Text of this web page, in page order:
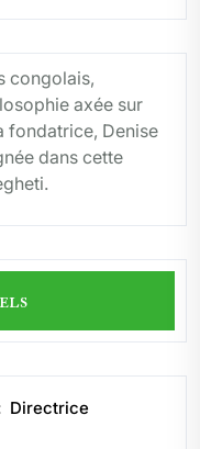
congolais,
axée sur
fondatrice, Denise
dans cette
Directrice